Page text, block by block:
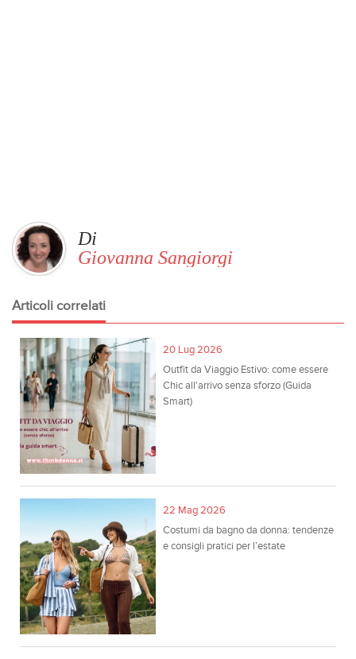
Di
Giovanna Sangiorgi
Articoli correlati
20 Lug 2026
Outfit da Viaggio Estivo: come essere
Chic all'arrivo senza sforzo (Guida
Smart)
22 Mag 2026
Costumi da bagno da donna: tendenze
e consigli pratici per l’estate